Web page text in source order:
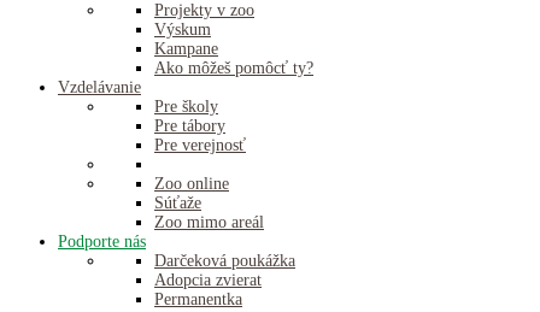
Projekty v zoo
Výskum
Kampane
Ako môžeš pomôcť ty?
Vzdelávanie
Pre školy
Pre tábory
Pre verejnosť
Zoo online
Súťaže
Zoo mimo areál
Podporte nás
Darčeková poukážka
Adopcia zvierat
Permanentka